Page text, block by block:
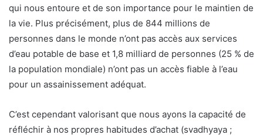
qui nous entoure et de son importance pour le maintien de
la vie. Plus précisément, plus de 844 millions de
personnes dans le monde n’ont pas accès aux services
d’eau potable de base et 1,8 milliard de personnes (25 % de
la population mondiale) n’ont pas un accès fiable à l’eau
pour un assainissement adéquat.
C’est cependant valorisant que nous ayons la capacité de
réfléchir à nos propres habitudes d’achat (svadhyaya ;